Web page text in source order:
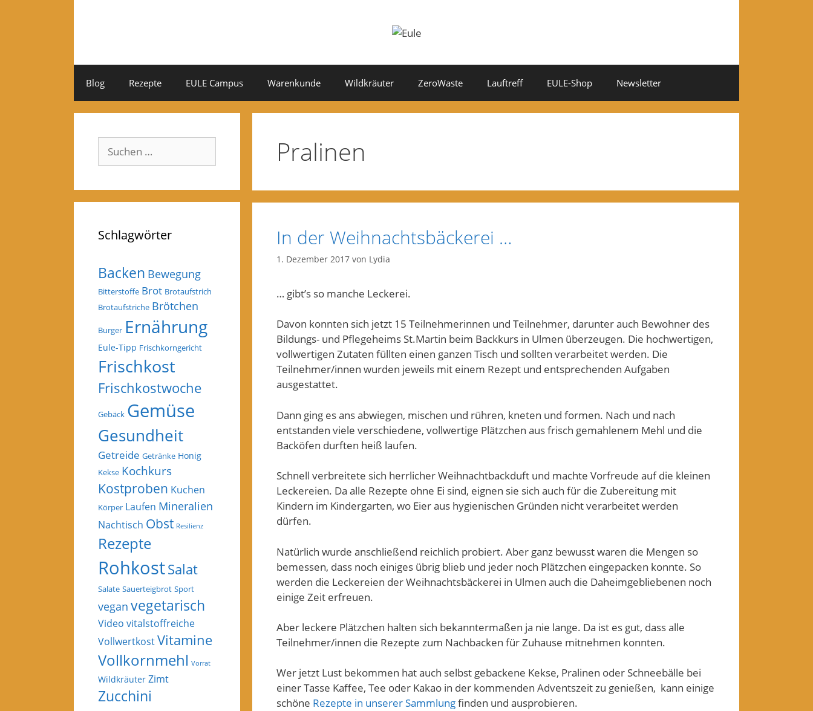
Blog Rezepte EULE Campus Warenkunde Wildkräuter ZeroWaste Lauftreff EULE-Shop Newsletter
Pralinen
In der Weihnachtsbäckerei …
1. Dezember 2017 von Lydia
… gibt’s so manche Leckerei.
Davon konnten sich jetzt 15 Teilnehmerinnen und Teilnehmer, darunter auch Bewohner des
Bildungs- und Pflegeheims St.Martin beim Backkurs in Ulmen überzeugen. Die hochwertigen,
vollwertigen Zutaten füllten einen ganzen Tisch und sollten verarbeitet werden. Die
Teilnehmer/innen wurden jeweils mit einem Rezept und entsprechenden Aufgaben
ausgestattet.
Dann ging es ans abwiegen, mischen und rühren, kneten und formen. Nach und nach
entstanden viele verschiedene, vollwertige Plätzchen aus frisch gemahlenem Mehl und die
Backöfen durften heiß laufen.
Schnell verbreitete sich herrlicher Weihnachtbackduft und machte Vorfreude auf die kleinen
Leckereien. Da alle Rezepte ohne Ei sind, eignen sie sich auch für die Zubereitung mit
Kindern im Kindergarten, wo Eier aus hygienischen Gründen nicht verarbeitet werden
dürfen.
Natürlich wurde anschließend reichlich probiert. Aber ganz bewusst waren die Mengen so
bemessen, dass noch einiges übrig blieb und jeder noch Plätzchen eingepacken konnte. So
werden die Leckereien der Weihnachtsbäckerei in Ulmen auch die Daheimgebliebenen noch
einige Zeit erfreuen.
Aber leckere Plätzchen halten sich bekanntermaßen ja nie lange. Da ist es gut, dass alle
Teilnehmer/innen die Rezepte zum Nachbacken für Zuhause mitnehmen konnten.
Wer jetzt Lust bekommen hat auch selbst gebackene Kekse, Pralinen oder Schneebälle bei
einer Tasse Kaffee, Tee oder Kakao in der kommenden Adventszeit zu genießen, kann einige
schöne Rezepte in unserer Sammlungfinden und ausprobieren.
Suchen
nach:
Schlagwörter
Backen Bewegung
Bitterstoffe Brot Brotaufstrich
Brotaufstriche Brötchen
Burger Ernährung
Eule-Tipp Frischkorngericht
Frischkost
Frischkostwoche
Gebäck Gemüse
Gesundheit
Getreide Getränke Honig
Kekse Kochkurs
Kostproben Kuchen
Körper Laufen Mineralien
Nachtisch Obst Resilienz
Rezepte
RohkostSalat
Salate Sauerteigbrot Sport
vegan vegetarisch
Video vitalstoffreiche
VollwertkostVitamine
Vollkornmehl Vorrat
Wildkräuter Zimt
Zucchini